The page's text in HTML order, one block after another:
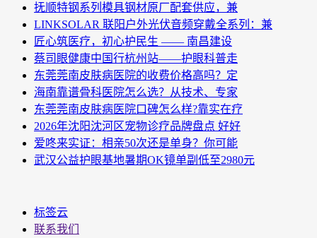
抚顺特钢系列模具钢材原厂配套供应，兼
LINKSOLAR 联阳户外光伏音频穿戴全系列：兼
匠心筑医疗，初心护民生 —— 南昌建设
蔡司眼健康中国行杭州站——护眼科普走
东莞莞南皮肤病医院的收费价格高吗？定
海南靠谱骨科医院怎么选？从技术、专家
东莞莞南皮肤病医院口碑怎么样?靠实在疗
2026年沈阳沈河区宠物诊疗品牌盘点 好好
爱咚来实证：相亲50次还是单身？你可能
武汉公益护眼基地暑期OK镜单副低至2980元
标签云
联系我们